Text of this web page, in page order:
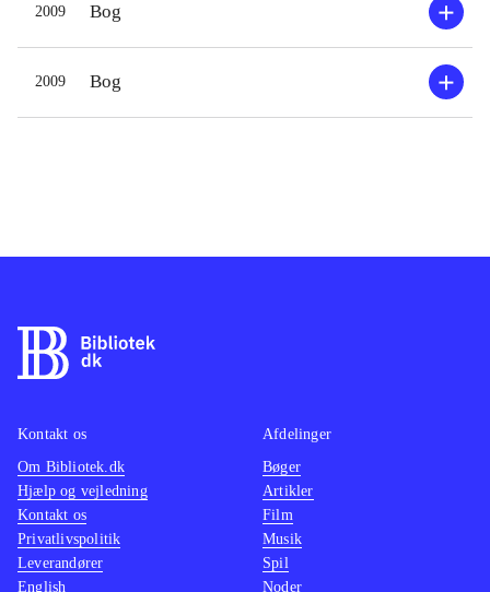
2009 Bog
2009 Bog
Kontakt os
Om Bibliotek.dk
Hjælp og vejledning
Kontakt os
Privatlivspolitik
Leverandører
English
Afdelinger
Bøger
Artikler
Film
Musik
Spil
Noder